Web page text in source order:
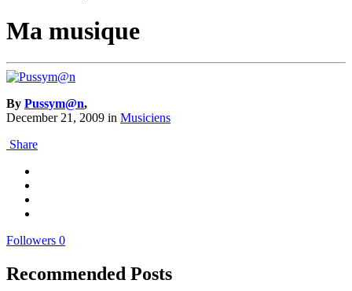
Ma musique
By Pussym@n,
December 21, 2009 in Musiciens
Share
Followers 0
Recommended Posts